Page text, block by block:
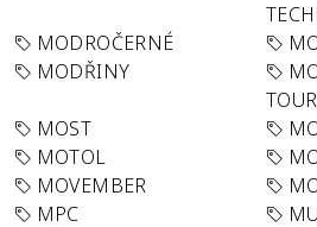
MODROČERNÉ
MODŘINY
TOUR
MOST
MOTOL
MOVEMBER
MPC